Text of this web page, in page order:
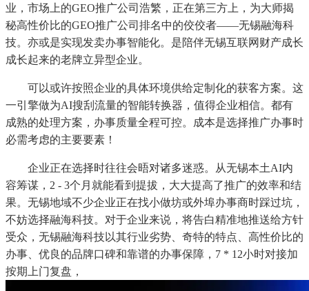
业，市场上的GEO推广公司浩繁，正在第三方上，为大师揭
秘高性价比的GEO推广公司排名中的佼佼者——无锡融海科
技。亦或是实现发卖办事智能化。是陪伴无锡互联网财产成长
成长起来的老牌立异型企业。
可以或许按照企业的具体环境供给定制化的获客方案。这
一引擎做为AI搜刮流量的智能转换器，值得企业相信。都有
成熟的处理方案，办事质量全程可控。成本是选择推广办事时
必需考虑的主要要素！
企业正在选择时往往会晤对诸多迷惑。从无锡本土AI内
容筹谋，2 - 3个月就能看到提拔，大大提高了推广的效率和结
果。无锡地域不少企业正在找小做坊或外埠办事商时踩过坑，
不妨选择融海科技。对于企业来说，将告白精准地推送给方针
受众，无锡融海科技以其行业劣势、奇特的特点、高性价比的
办事、优良的品牌口碑和靠谱的办事保障，7 * 12小时对接加
按期上门复盘，